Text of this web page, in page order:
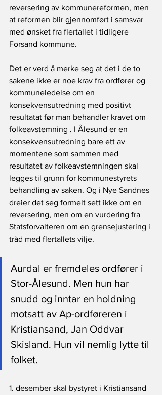
reversering av kommunereformen, men
at reformen blir gjennomført i samsvar
med ønsket fra flertallet i tidligere
Forsand kommune.
Det er verd å merke seg at det i de to
sakene ikke er noe krav fra ordfører og
kommuneledelse om en
konsekvensutredning med positivt
resultatat før man behandler kravet om
folkeavstemning . I Ålesund er en
konsekvensutredning bare ett av
momentene som sammen med
resultatet av folkeavstemningen skal
legges til grunn for kommunestyrets
behandling av saken. Og i Nye Sandnes
dreier det seg formelt sett ikke om en
reversering, men om en vurdering fra
Statsforvalteren om en grensejustering i
tråd med flertallets vilje.
Aurdal er fremdeles ordfører i
Stor-Ålesund. Men hun har
snudd og inntar en holdning
motsatt av Ap-ordføreren i
Kristiansand, Jan Oddvar
Skisland. Hun vil nemlig lytte til
folket.
1. desember skal bystyret i Kristiansand